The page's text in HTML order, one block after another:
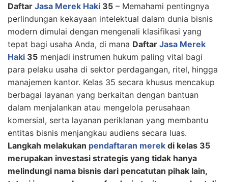
Daftar Jasa Merek Haki 35 – Memahami pentingnya
perlindungan kekayaan intelektual dalam dunia bisnis
modern dimulai dengan mengenali klasifikasi yang
tepat bagi usaha Anda, di mana Daftar Jasa Merek
Haki 35 menjadi instrumen hukum paling vital bagi
para pelaku usaha di sektor perdagangan, ritel, hingga
manajemen kantor. Kelas 35 secara khusus mencakup
berbagai layanan yang berkaitan dengan bantuan
dalam menjalankan atau mengelola perusahaan
komersial, serta layanan periklanan yang membantu
entitas bisnis menjangkau audiens secara luas.
Langkah melakukan pendaftaran merek di kelas 35
merupakan investasi strategis yang tidak hanya
melindungi nama bisnis dari pencatutan pihak lain,